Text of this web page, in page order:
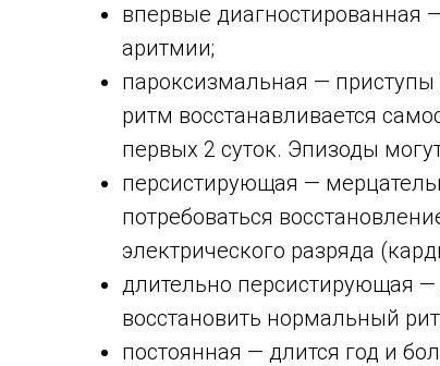
впервые диагностированная
аритмии;
пароксизмальная —
ритм восстанавливается
первых 2 суток. Эпизоды
персистирующая —
потребоваться
электрического разряда
длительно персистирующая
восстановить нормальный
постоянная — длится год и